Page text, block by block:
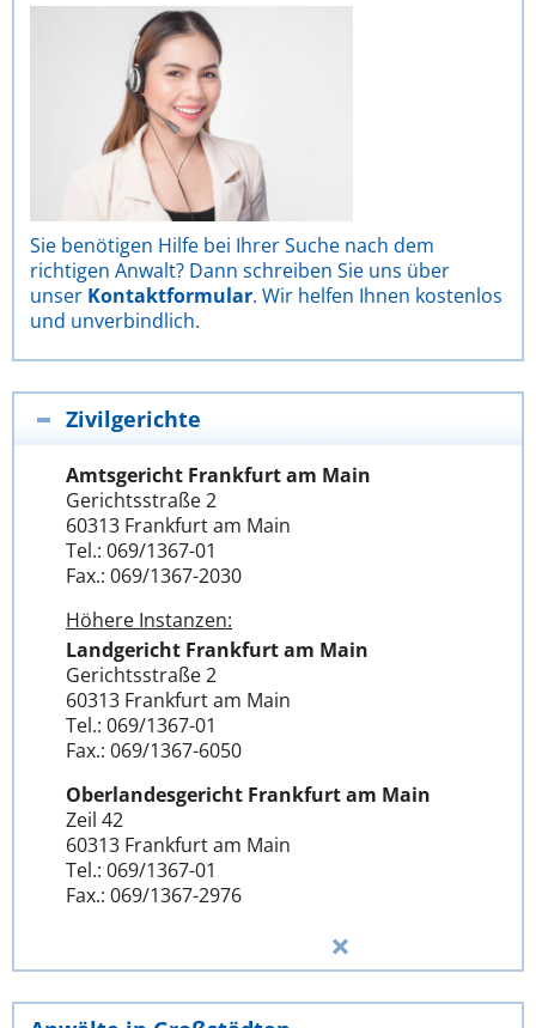
Sie benötigen Hilfe bei Ihrer Suche nach dem
richtigen Anwalt? Dann schreiben Sie uns über
unser Kontaktformular. Wir helfen Ihnen kostenlos
und unverbindlich.
Zivilgerichte
Amtsgericht Frankfurt am Main
Gerichtsstraße 2
60313 Frankfurt am Main
Tel.: 069/1367-01
Fax.: 069/1367-2030
Höhere Instanzen:
Landgericht Frankfurt am Main
Gerichtsstraße 2
60313 Frankfurt am Main
Tel.: 069/1367-01
Fax.: 069/1367-6050
Oberlandesgericht Frankfurt am Main
Zeil 42
60313 Frankfurt am Main
Tel.: 069/1367-01
Fax.: 069/1367-2976